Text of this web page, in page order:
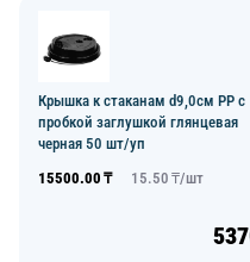
Крышка к стаканам d9,0см PP с
пробкой заглушкой глянцевая
черная 50 шт/уп
15500.00 ₸ 15.50 ₸/шт